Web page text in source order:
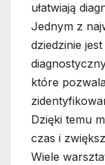
ułatwiają
Jednym z
dziedzinie
które
Dzięki temu
czas i
Wiele